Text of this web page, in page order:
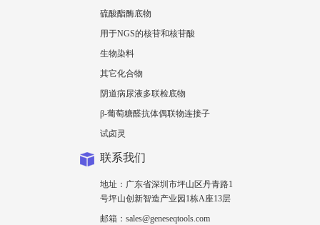
硫酸酯酶底物
用于NGS的核苷和核苷酸
生物染料
其它化合物
阴道病尿液多联检底物
β-葡萄糖醛抗体偶联物连接子
试卤灵
联系我们
地址：广东省深圳市坪山区丹青路1
号坪山创新智造产业园1栋A座13层
邮箱：sales@geneseqtools.com